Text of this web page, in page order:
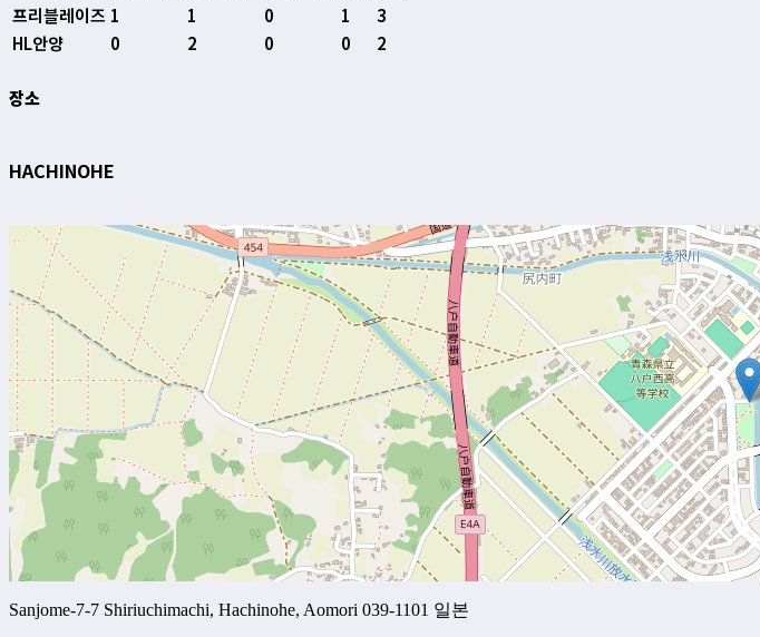
프리블레이즈 1 1 0 1
3
HL안양
0 2 0 0 2
장소
HACHINOHE
Sanjome-7-7 Shiriuchimachi, Hachinohe, Aomori 039-1101 일본